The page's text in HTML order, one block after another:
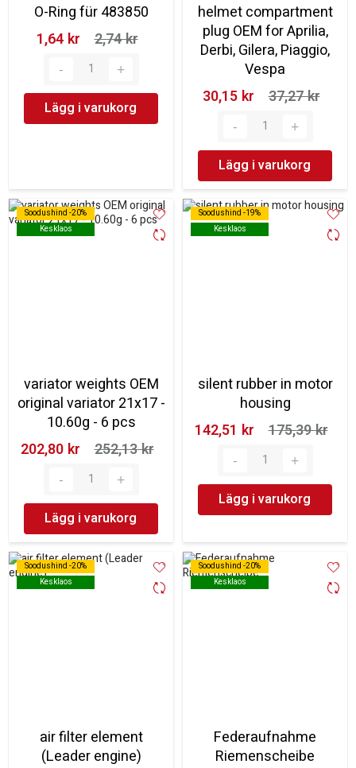
O-Ring für 483850
1,64 kr‎
2,74 kr‎
Lägg i varukorg
helmet compartment
plug OEM for Aprilia,
Derbi, Gilera, Piaggio,
Vespa
30,15 kr‎
37,27 kr‎
Lägg i varukorg
Soodushind -20%
Kesklaos
Soodushind -20%
Kesklaos
variator weights OEM
original variator 21x17 -
10.60g - 6 pcs
202,80 kr‎
252,13 kr‎
Lägg i varukorg
Soodushind -19%
Kesklaos
Soodushind -19%
Kesklaos
silent rubber in motor
housing
142,51 kr‎
175,39 kr‎
Lägg i varukorg
Soodushind -20%
Kesklaos
Soodushind -20%
Kesklaos
air filter element
(Leader engine)
Soodushind -20%
Kesklaos
Soodushind -20%
Kesklaos
Federaufnahme
Riemenscheibe